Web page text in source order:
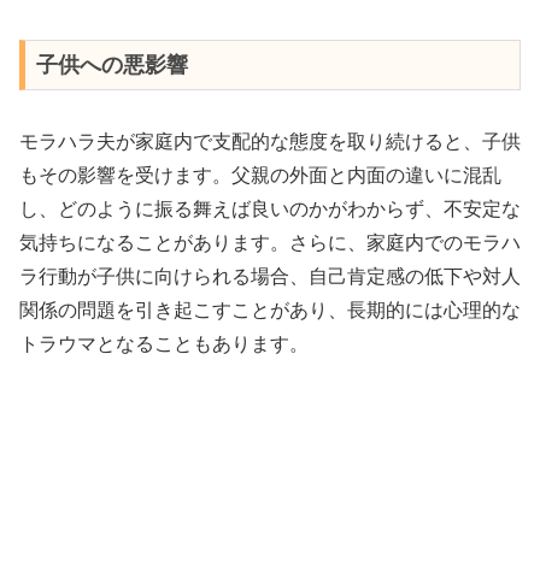
子供への悪影響
モラハラ夫が家庭内で支配的な態度を取り続けると、子供
もその影響を受けます。父親の外面と内面の違いに混乱
し、どのように振る舞えば良いのかがわからず、不安定な
気持ちになることがあります。さらに、家庭内でのモラハ
ラ行動が子供に向けられる場合、自己肯定感の低下や対人
関係の問題を引き起こすことがあり、長期的には心理的な
トラウマとなることもあります。